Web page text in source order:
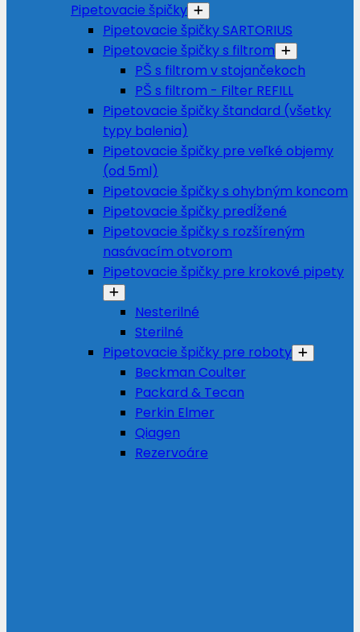
Pipetovacie špičky
Pipetovacie špičky SARTORIUS
Pipetovacie špičky s filtrom
PŠ s filtrom v stojančekoch
PŠ s filtrom - Filter REFILL
Pipetovacie špičky štandard (všetky
typy balenia)
Pipetovacie špičky pre veľké objemy
(od 5ml)
Pipetovacie špičky s ohybným koncom
Pipetovacie špičky predĺžené
Pipetovacie špičky s rozšíreným
nasávacím otvorom
Pipetovacie špičky pre krokové pipety
Nesterilné
Sterilné
Pipetovacie špičky pre roboty
Beckman Coulter
Packard & Tecan
Perkin Elmer
Qiagen
Rezervoáre